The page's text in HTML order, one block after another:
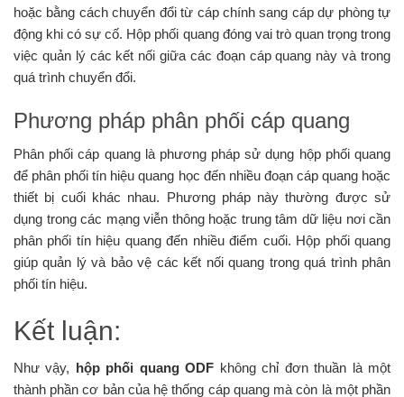
hoặc bằng cách chuyển đổi từ cáp chính sang cáp dự phòng tự
động khi có sự cố. Hộp phối quang đóng vai trò quan trọng trong
việc quản lý các kết nối giữa các đoạn cáp quang này và trong
quá trình chuyển đổi.
Phương pháp phân phối cáp quang
Phân phối cáp quang là phương pháp sử dụng hộp phối quang
để phân phối tín hiệu quang học đến nhiều đoạn cáp quang hoặc
thiết bị cuối khác nhau. Phương pháp này thường được sử
dụng trong các mạng viễn thông hoặc trung tâm dữ liệu nơi cần
phân phối tín hiệu quang đến nhiều điểm cuối. Hộp phối quang
giúp quản lý và bảo vệ các kết nối quang trong quá trình phân
phối tín hiệu.
Kết luận:
Như vậy, hộp phối quang ODF không chỉ đơn thuần là một
thành phần cơ bản của hệ thống cáp quang mà còn là một phần